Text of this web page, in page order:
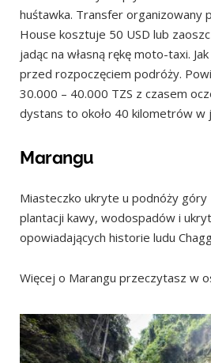
huśtawka. Transfer organizowany
House kosztuje 50 USD lub
jadąc na własną rękę moto-taxi.
przed rozpoczęciem podróży.
30.000 – 40.000 TZS z czasem
dystans to około 40 kilometrów w
Marangu
Miasteczko ukryte u podnóży góry
plantacji kawy, wodospadów i
opowiadających historie ludu
Więcej o Marangu przeczytasz w